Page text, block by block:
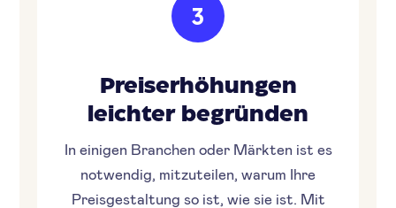
3
Preiserhöhungen
leichter begründen
In einigen Branchen oder Märkten ist es
notwendig, mitzuteilen, warum Ihre
Preisgestaltung so ist, wie sie ist. Mit